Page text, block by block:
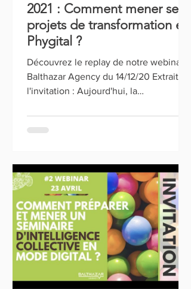
2021 : Comment mener ses
projets de transformation en
Phygital ?
Découvrez le replay de notre webinar
Balthazar Agency du 14/12/20 Extrait de
l'invitation : Aujourd'hui, la